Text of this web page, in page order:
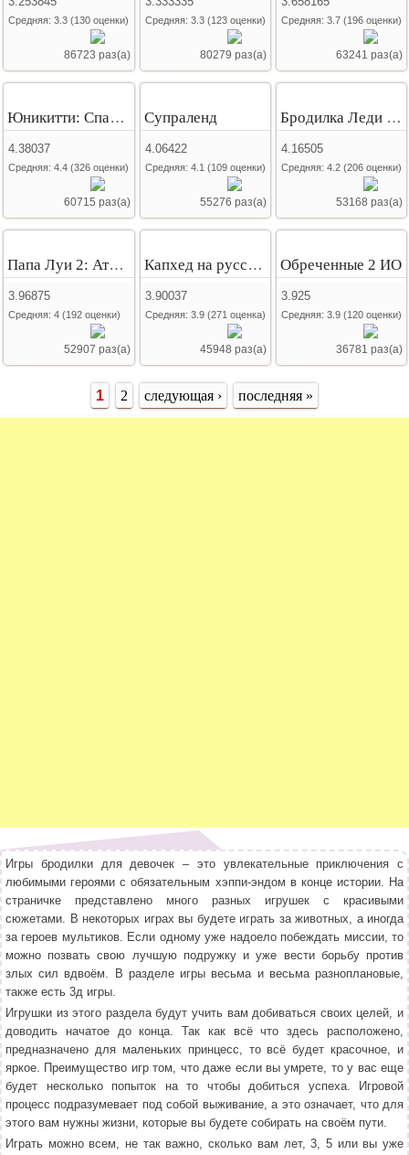
Средняя:3.3 (130 оценки)
86723 раз(а)
Средняя: 3.3 (123оценки)
80279 раз(а)
Средняя: 3.7 (196оценки)
63241 раз(а)
Юникитти: Спаси королевство
4.38037
Средняя:4.4 (326 оценки)
60715 раз(а)
Супраленд
4.06422
Средняя: 4.1 (109оценки)
55276 раз(а)
Бродилка Леди Баг
4.16505
Средняя: 4.2 (206оценки)
53168 раз(а)
Папа Луи 2: Атака Гамбургеров
3.96875
Средняя:4 (192 оценки)
52907 раз(а)
Капхед на русском
3.90037
Средняя: 3.9 (271 оценка)
45948 раз(а)
Обреченные 2 ИО
3.925
Средняя: 3.9 (120оценки)
36781 раз(а)
1 2 следующая › последняя »
Игры бродилки для девочек – это увлекательные приключения с
любимыми героями с обязательным хэппи-эндом в конце истории. На
страничке представлено много разных игрушек с красивыми
сюжетами. В некоторых играх вы будете играть за животных, а иногда
за героев мультиков. Если одному уже надоело побеждать миссии, то
можно позвать свою лучшую подружку и уже вести борьбу против
злых сил вдвоём. В разделе игры весьма и весьма разноплановые,
также есть 3д игры.
Игрушки из этого раздела будут учить вам добиваться своих целей, и
доводить начатое до конца. Так как всё что здесь расположено,
предназначено для маленьких принцесс, то всё будет красочное, и
яркое. Преимущество игр том, что даже если вы умрете, то у вас еще
будет несколько попыток на то чтобы добиться успеха. Игровой
процесс подразумевает под собой выживание, а это означает, что для
этого вам нужны жизни, которые вы будете собирать на своём пути.
Играть можно всем, не так важно, сколько вам лет, 3, 5 или вы уже